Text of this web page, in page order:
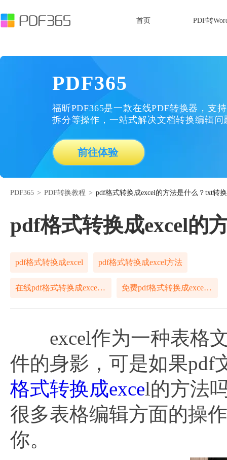
首页 PDF转
PDF365
福昕PDF365是一款在线PDF转换器，支
拆分等操作，一站式解决文档转换编辑问
前往体验
PDF365 > PDF转换教程 > pdf格式转换成excel的方法是什么？txt转
pdf格式转换成excel的
pdf格式转换成excel pdf格式转换成excel方法
在线pdf格式转换成excel方法 免费pdf格式转换成excel方法
excel作为一种表格文
件的身影，可是如果pdf
格式转换成excel的方法
很多表格编辑方面的操
你。